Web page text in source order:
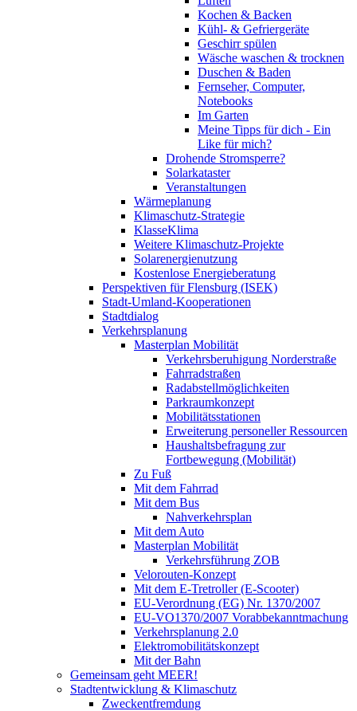
Kochen & Backen
Kühl- & Gefriergeräte
Geschirr spülen
Wäsche waschen & trocknen
Duschen & Baden
Fernseher, Computer,
Notebooks
Im Garten
Meine Tipps für dich - Ein
Like für mich?
Drohende Stromsperre?
Solarkataster
Veranstaltungen
Wärmeplanung
Klimaschutz-Strategie
KlasseKlima
Weitere Klimaschutz-Projekte
Solarenergienutzung
Kostenlose Energieberatung
Perspektiven für Flensburg (ISEK)
Stadt-Umland-Kooperationen
Stadtdialog
Verkehrsplanung
Masterplan Mobilität
Verkehrsberuhigung Norderstraße
Fahrradstraßen
Radabstellmöglichkeiten
Parkraumkonzept
Mobilitätsstationen
Erweiterung personeller Ressourcen
Haushaltsbefragung zur
Fortbewegung (Mobilität)
Zu Fuß
Mit dem Fahrrad
Mit dem Bus
Nahverkehrsplan
Mit dem Auto
Masterplan Mobilität
Verkehrsführung ZOB
Velorouten-Konzept
Mit dem E-Tretroller (E-Scooter)
EU-Verordnung (EG) Nr. 1370/2007
EU-VO1370/2007 Vorabbekanntmachung
Verkehrsplanung 2.0
Elektromobilitätskonzept
Mit der Bahn
Gemeinsam geht MEER!
Stadtentwicklung & Klimaschutz
Zweckentfremdung